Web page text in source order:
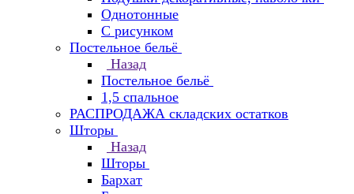
Однотонные
С рисунком
Постельное бельё
Назад
Постельное бельё
1,5 спальное
РАСПРОДАЖА складских остатков
Шторы
Назад
Шторы
Бархат